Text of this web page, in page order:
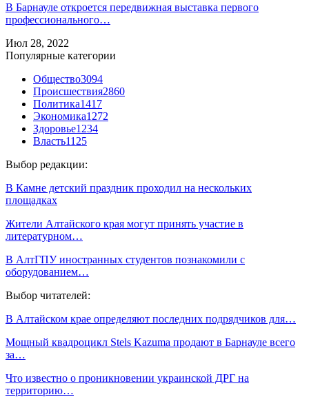
В Барнауле откроется передвижная выставка первого
профессионального…
Июл 28, 2022
Популярные категории
Общество3094
Происшествия2860
Политика1417
Экономика1272
Здоровье1234
Власть1125
Выбор редакции:
В Камне детский праздник проходил на нескольких
площадках
Жители Алтайского края могут принять участие в
литературном…
В АлтГПУ иностранных студентов познакомили с
оборудованием…
Выбор читателей:
В Алтайском крае определяют последних подрядчиков для…
Мощный квадроцикл Stels Kazuma продают в Барнауле всего
за…
Что известно о проникновении украинской ДРГ на
территорию…